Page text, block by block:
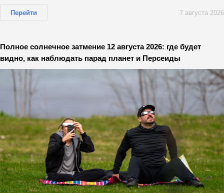
Перейти 7 августа 2026
Полное солнечное затмение 12 августа 2026: где будет
видно, как наблюдать парад планет и Персеиды